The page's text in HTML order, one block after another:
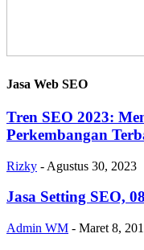
Jasa Web SEO
Tren SEO 2023:
Perkembangan
Rizky - Agustus 30, 2023
Jasa Setting SEO,
Admin WM - Maret 8,